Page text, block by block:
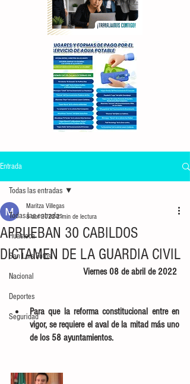
Entrada
Todas las entradas
Huasteca
San Luis Potosí
Nacional
Deportes
Seguridad
Todas las entradas
APRUEBAN 30 CABILDOS
DICTAMEN DE LA GUARDIA CIVIL
Maritza Villegas
8 abr 20222 min de lectura
Viernes 08 de abril de 2022
Para que la reforma constitucional entre en
vigor, se requiere el aval de la mitad más uno
de los 58 ayuntamientos.